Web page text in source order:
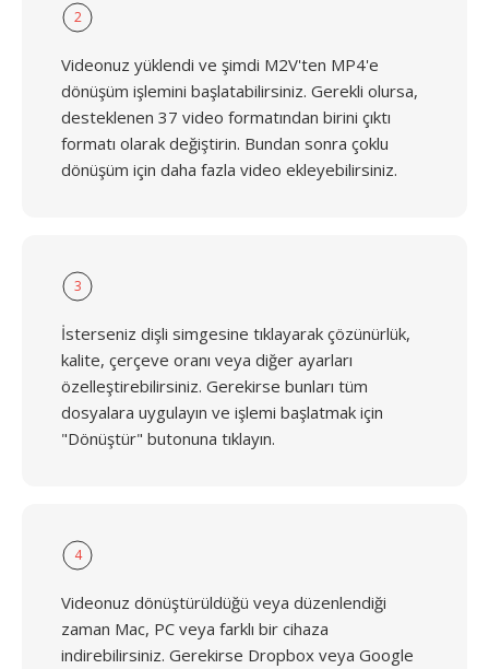
2
Videonuz yüklendi ve şimdi M2V'ten MP4'e
dönüşüm işlemini başlatabilirsiniz. Gerekli olursa,
desteklenen 37 video formatından birini çıktı
formatı olarak değiştirin. Bundan sonra çoklu
dönüşüm için daha fazla video ekleyebilirsiniz.
3
İsterseniz dişli simgesine tıklayarak çözünürlük,
kalite, çerçeve oranı veya diğer ayarları
özelleştirebilirsiniz. Gerekirse bunları tüm
dosyalara uygulayın ve işlemi başlatmak için
"Dönüştür" butonuna tıklayın.
4
Videonuz dönüştürüldüğü veya düzenlendiği
zaman Mac, PC veya farklı bir cihaza
indirebilirsiniz. Gerekirse Dropbox veya Google